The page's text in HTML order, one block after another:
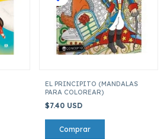
EL PRINCIPITO (MANDALAS
PARA COLOREAR)
$7.40 USD